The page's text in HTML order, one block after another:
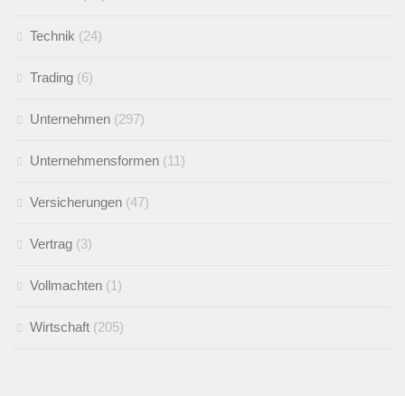
Technik (24)
Trading (6)
Unternehmen (297)
Unternehmensformen (11)
Versicherungen (47)
Vertrag (3)
Vollmachten (1)
Wirtschaft (205)